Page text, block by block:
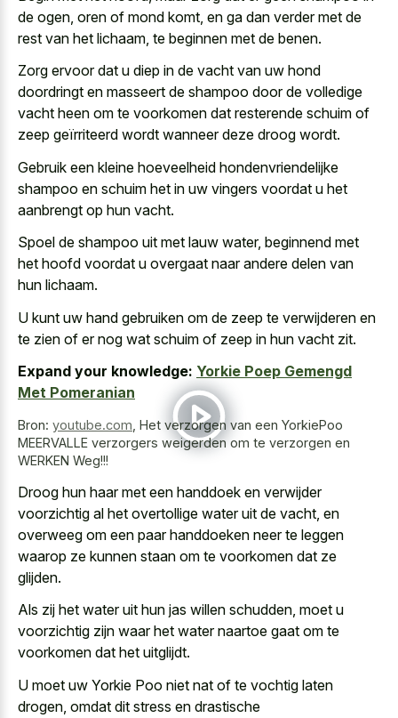
de ogen, oren of mond komt, en ga dan verder met de
rest van het lichaam, te beginnen met de benen.
Zorg ervoor dat u diep in de vacht van uw hond
doordringt en masseert de shampoo door de volledige
vacht heen om te voorkomen dat resterende schuim of
zeep geïrriteerd wordt wanneer deze droog wordt.
Gebruik een kleine hoeveelheid hondenvriendelijke
shampoo en schuim het in uw vingers voordat u het
aanbrengt op hun vacht.
Spoel de shampoo uit met lauw water, beginnend met
het hoofd voordat u overgaat naar andere delen van
hun lichaam.
U kunt uw hand gebruiken om de zeep te verwijderen en
te zien of er nog wat schuim of zeep in hun vacht zit.
Expand your knowledge: Yorkie Poep Gemengd
Met Pomeranian
Bron: youtube.com Het verzorgen van een YorkiePoo
MEERVALLE verzorgers weigerden om te verzorgen en
WERKEN Weg!!!
Droog hun haar met een handdoek en verwijder
voorzichtig al het overtollige wateruit de vacht, en
overweeg om een paar handdoeken neer te leggen
waarop ze kunnen staan om te voorkomen dat ze
glijden.
Als zij het water uit hun jas willen schudden, moet u
voorzichtig zijn waar het water naartoe gaat om te
voorkomen dat het uitglijdt.
U moet uw Yorkie Poo niet nat of te vochtig laten
drogen, omdat dit stress en drastische